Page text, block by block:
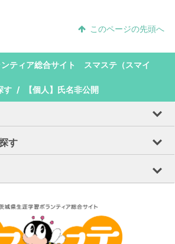
このページの先頭へ
ティア総合サイト スマステ（スマイ
す
【個人】氏名非公開
す